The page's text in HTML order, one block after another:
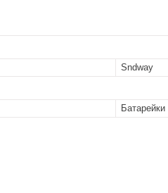
Sndway
Батарейки